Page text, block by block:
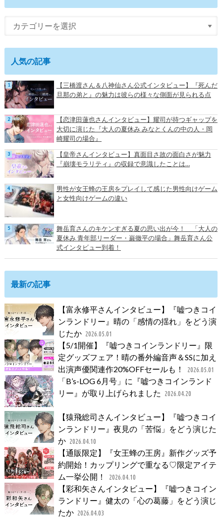
人気の記事
【三橋渡さん＆八神仙さん公式インタビュー】『死んだ
旦那の弟と』の魅力は彼らの様々な側面が見られる点
【恋津田蓮也さんインタビュー】耀司が持つギャップを
大切に演じた『大人の夏休み みなとくんの中の人・岡
崎耀司の場合』
【皇帝さんインタビュー】真面目さ故の面白さが魅力
『崩壊モラリティ』の収録で意識したことは…
男性が女王蜂の王房をプレイして感じた男性向けゲーム
と女性向けゲームの違い
舞岳育さんのキケンすぎる夏の思い出が今！ 「大人の
夏休み 青年部リーダー・巌徹平の場合」舞岳育さん公
式インタビュー到着！
最新の記事
【富永修平さんインタビュー】『嘘つきコイ
ンランドリー』晴の「感情の揺れ」をどう演
じたか 2026.05.01
【5/1開催】『嘘つきコインランドリー』限
定グッズフェア！晴の番外編音声＆SSに加え
出演声優関連作20%OFFセールも！
2026.05.01
「B’s-LOG 6月号」に『嘘つきコインランド
リー』が取り上げられました
2026.04.20
【猿飛総司さんインタビュー】『嘘つきコイ
ンランドリー』夜見の「苦悩」をどう演じた
か 2026.04.10
【通販限定】『女王蜂の王房』新作グッズ予
約開始！カップリングで重なる♡限定アイテ
ム一挙公開！
2026.04.10
【彩和矢さんインタビュー】『嘘つきコイン
ランドリー』健太の「心の葛藤」をどう演じ
たか 2026.04.03